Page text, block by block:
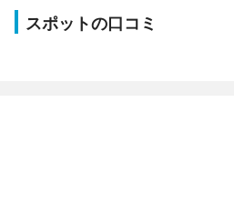
スポットの口コミ